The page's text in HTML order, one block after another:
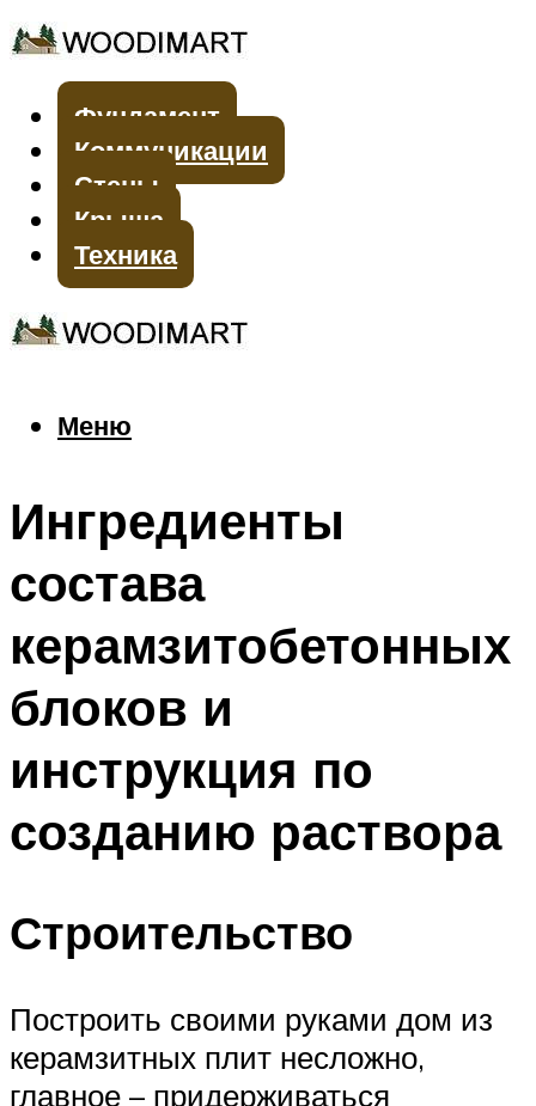
Фундамент
Коммуникации
Стены
Крыша
Техника
Меню
Меню
Ингредиенты
состава
керамзитобетонных
блоков и
инструкция по
созданию раствора
Строительство
Построить своими руками дом из
керамзитных плит несложно,
главное – придерживаться